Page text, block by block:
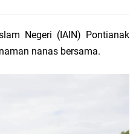
Pembangunan Gedung SMA
Negeri (IAIN) Pontianak
nanas bersama.